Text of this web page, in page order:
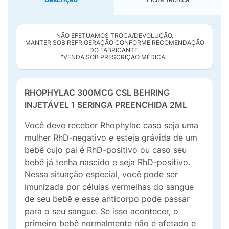
NÃO EFETUAMOS TROCA/DEVOLUÇÃO.
MANTER SOB REFRIGERAÇÃO CONFORME RECOMENDAÇÃO
DO FABRICANTE.
"VENDA SOB PRESCRIÇÃO MÉDICA."
RHOPHYLAC 300MCG CSL BEHRING
INJETÁVEL 1 SERINGA PREENCHIDA 2ML
Você deve receber Rhophylac caso seja uma
mulher RhD-negativo e esteja grávida de um
bebê cujo pai é RhD-positivo ou caso seu
bebê já tenha nascido e seja RhD-positivo.
Nessa situação especial, você pode ser
imunizada por células vermelhas do sangue
de seu bebê e esse anticorpo pode passar
para o seu sangue. Se isso acontecer, o
primeiro bebê normalmente não é afetado e